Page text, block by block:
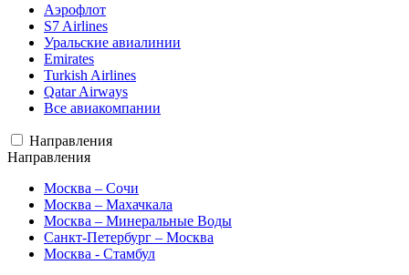
Аэрофлот
S7 Airlines
Уральские авиалинии
Emirates
Turkish Airlines
Qatar Airways
Все авиакомпании
Направления
Направления
Москва – Сочи
Москва – Махачкала
Москва – Минеральные Воды
Санкт-Петербург – Москва
Москва - Стамбул